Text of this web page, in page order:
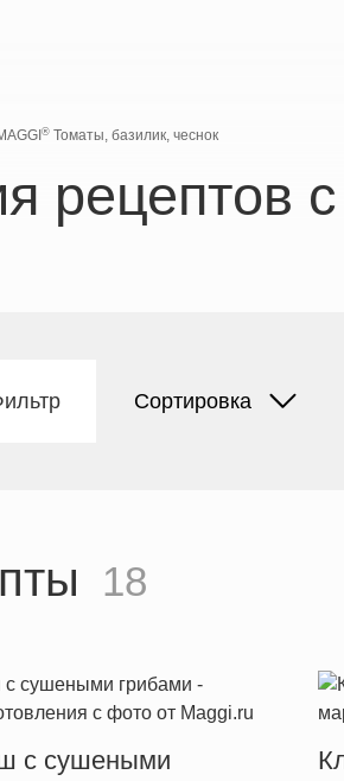
® Томаты, базилик, чеснок
рецептов
Сортировка
18
с сушеными